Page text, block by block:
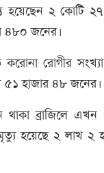
হয়েছেন ২ কোটি
৪৮০ জনের।
করোনা রোগীর
৫১ হাজার ৪৮
থাকা ব্রাজিলে এখন
হয়েছে ২ লাখ ২